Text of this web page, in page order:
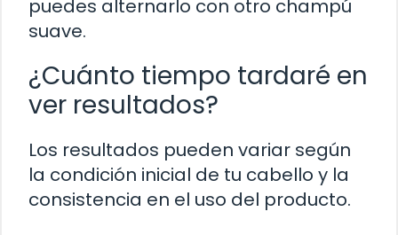
puedes alternarlo con otro champú
suave.
¿Cuánto tiempo tardaré en
ver resultados?
Los resultados pueden variar según
la condición inicial de tu cabello y la
consistencia en el uso del producto.